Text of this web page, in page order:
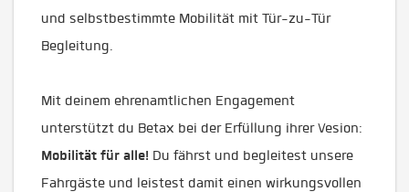
und selbstbestimmte Mobilität mit Tür-zu-Tür
Begleitung.
Mit deinem ehrenamtlichen Engagement
unterstützt du Betax bei der Erfüllung ihrer Vesion:
Mobilität für alle! Du fährst und begleitest unsere
Fahrgäste und leistest damit einen wirkungsvollen